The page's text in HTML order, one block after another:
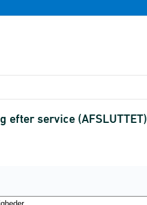
service (AFSLUTTET)